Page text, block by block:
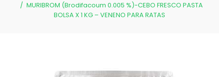
MURIBROM (Brodifacoum 0.005 %)-CEBO FRESCO PASTA
BOLSA X 1 KG – VENENO PARA RATAS